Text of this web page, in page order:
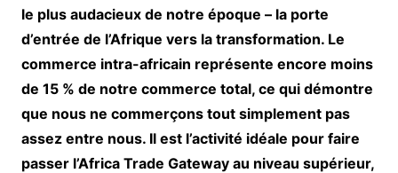
le plus audacieux de notre époque – la porte
d’entrée de l’Afrique vers la transformation. Le
commerce intra-africain représente encore moins
de 15 % de notre commerce total, ce qui démontre
que nous ne commerçons tout simplement pas
assez entre nous. Il est l’activité idéale pour faire
passer l’Africa Trade Gateway au niveau supérieur,